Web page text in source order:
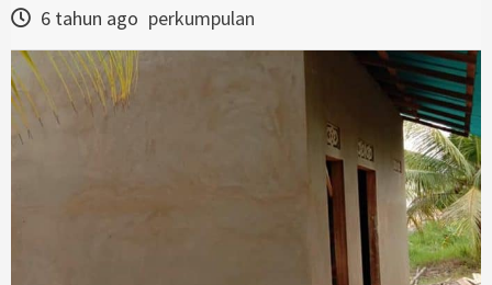
6 tahun ago perkumpulan